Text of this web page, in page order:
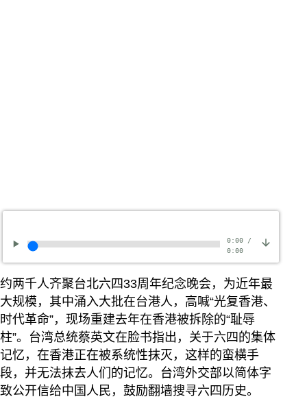
0:00/
0:00
约两千人齐聚台北六四33周年纪念晚会，为近年最
大规模，其中涌入大批在台港人，高喊“光复香港、
时代革命”，现场重建去年在香港被拆除的“耻辱
柱”。台湾总统蔡英文在脸书指出，关于六四的集体
记忆，在香港正在被系统性抹灭，这样的蛮横手
段，并无法抹去人们的记忆。台湾外交部以简体字
致公开信给中国人民，鼓励翻墙搜寻六四历史。